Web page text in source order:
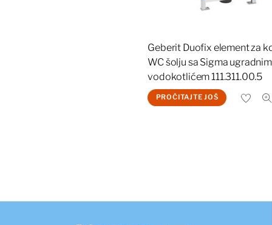
Geberit Duofix element za
WC šolju sa Sigma ugradnim
vodokotlićem 111.311.00.5
PROČITAJTE JOŠ